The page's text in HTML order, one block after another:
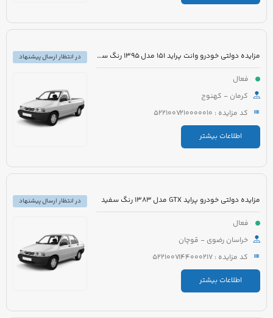
مزایده دولتی خودرو وانت پراید 151 مدل 1395 رنگ سفید
فعال
کرمان - کهنوج
کد مزایده : 5221007210000010
اطلاعات بیشتر
در انتظار ارسال پیشنهاد
مزایده دولتی خودرو پراید GTX مدل 1383 رنگ سفید
فعال
خراسان رضوی - قوچان
کد مزایده : 5221007144000217
اطلاعات بیشتر
در انتظار ارسال پیشنهاد